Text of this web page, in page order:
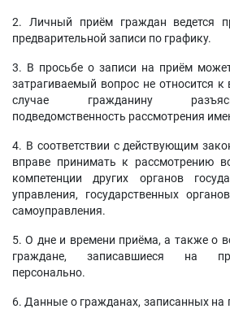
2. Личный приём граждан ведется
предварительной записи по графику.
3. В просьбе о записи на приём
затрагиваемый вопрос не относится
случае гражданину
подведомственность рассмотрения
4. В соответствии с действующим
вправе принимать к рассмотрению
компетенции других органов
управления, государственных
самоуправления.
5. О дне и времени приёма, а также о
граждане, записавшиеся на
персонально.
6. Данные о гражданах, записанных на